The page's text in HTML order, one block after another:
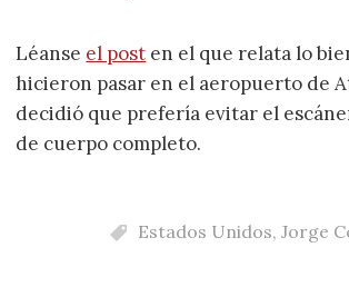
Léanse el post en el que relata lo
hicieron pasar en el aeropuerto de
decidió que prefería evitar el
de cuerpo completo.
Estados Unidos, Jorge